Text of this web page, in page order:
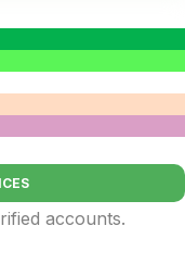
accounts.